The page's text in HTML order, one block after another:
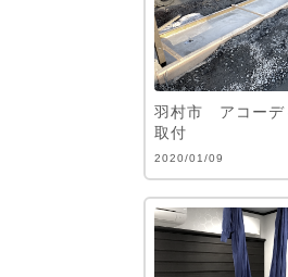
羽村市 アコー
取付
2020/01/09